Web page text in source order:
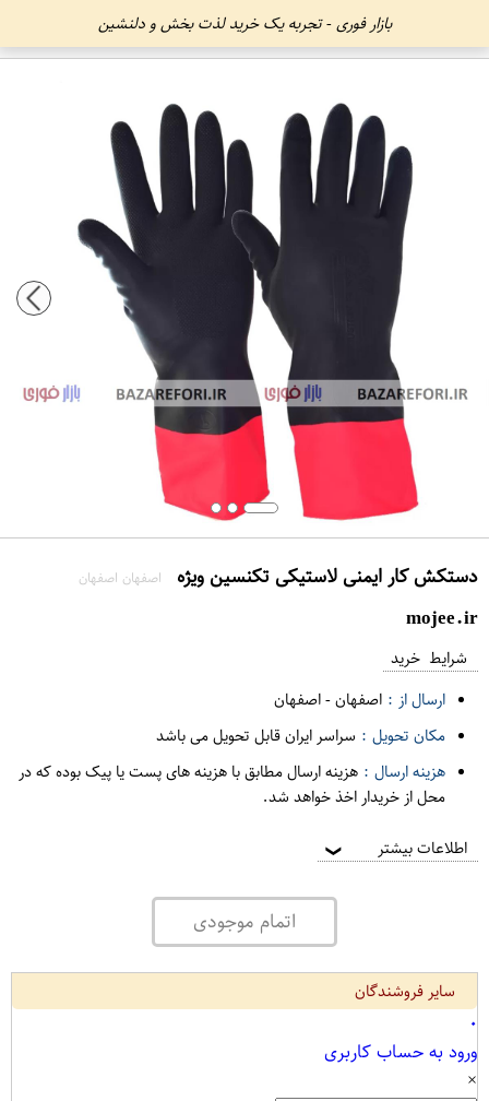
بازار فوری - تجربه یک خرید لذت بخش و دلنشین
دستکش کار ایمنی لاستیکی تکنسین ویژه اصفهان اصفهان
mojee.ir
شرایط خرید
ارسال از : اصفهان-اصفهان
مکان تحویل : سراسر ایران قابل تحویل می باشد
هزینه ارسال : هزینه ارسال مطابق با هزینه های پست یا پیک بوده که در
محل از خریدار اخذ خواهد شد.
اطلاعات بیشتر ❯
اتمام موجودی
سایر فروشندگان
۰
ورود به حساب کاربری
×